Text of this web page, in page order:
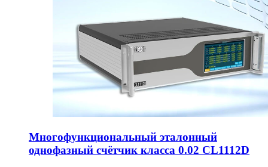
Многофункциональный эталонный
однофазный счётчик класса 0.02 CL1112D